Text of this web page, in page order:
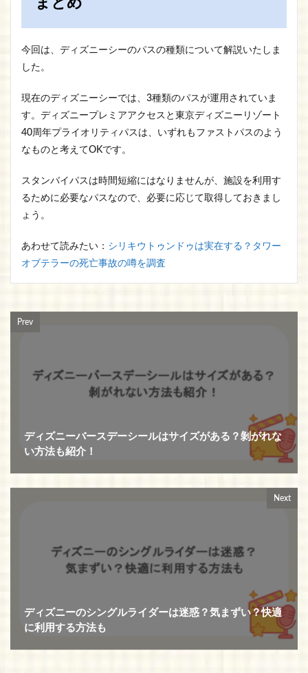
今回は、ディズニーシーのパスの種類について解説いたしま
した。
現在のディズニーシーでは、3種類のパスが運用されていま
す。ディズニープレミアアクセスと東京ディズニーリゾート
40周年プライオリティパスは、いずれもファストパスのよう
なものと考えてOKです。
スタンバイパスは時間短縮にはなりませんが、施設を利用す
るために必要なパスなので、必要に応じて取得しておきまし
ょう。
あわせて読みたい： シリキウトゥンドゥは実在する？タワー
オブテラーの死亡事故の噂を調査
Prev
ディズニーバースデーシールはサイズがある？剝がれな
い方法も紹介！
Next
ディズニーのシングルライダーは迷惑？気まずい？快適
に利用する方法も